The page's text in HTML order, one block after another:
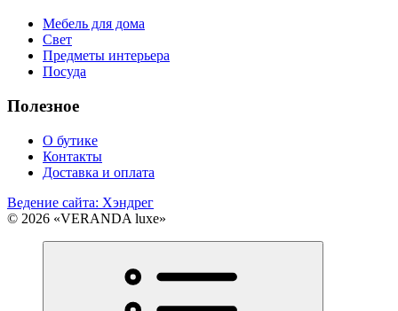
Мебель для дома
Свет
Предметы интерьера
Посуда
Полезное
О бутике
Контакты
Доставка и оплата
Ведение сайта: Хэндрег
© 2026 «VERANDA luxe»